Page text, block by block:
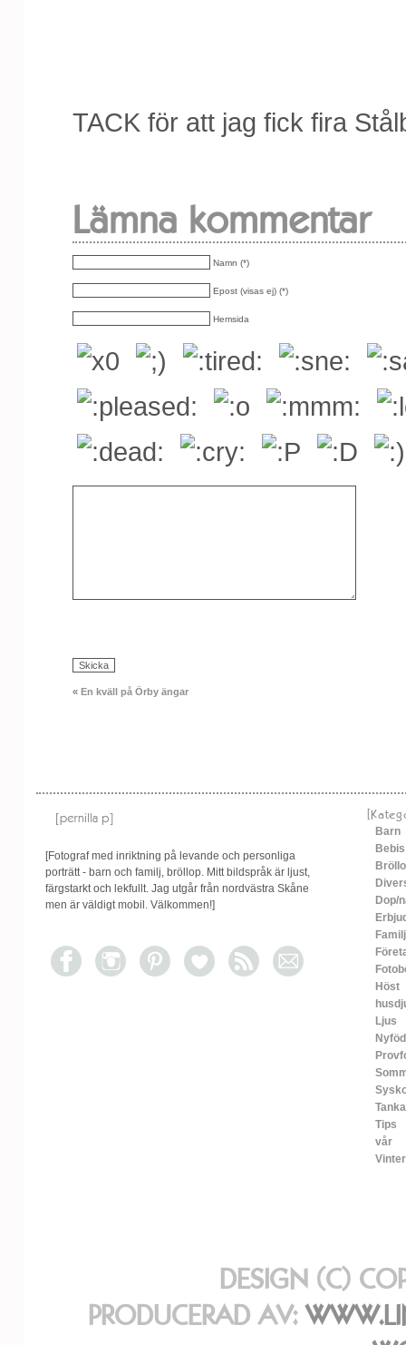
TACK för att jag fick fira
Lämna kommentar
Namn (*)
Epost (visas ej) (*)
Hemsida
« En kväll på Örby ängar
[Fotograf med inriktning på levande och personliga
porträtt - barn och familj, bröllop. Mitt bildspråk är ljust,
färgstarkt och lekfullt. Jag utgår från nordvästra Skåne
men är väldigt mobil. Välkommen!]
Barn
Bebis
Dop/
Familj
Höst
Ljus
Tips
vår
Vinter
DESIGN (C)
PRODUCERAD AV: